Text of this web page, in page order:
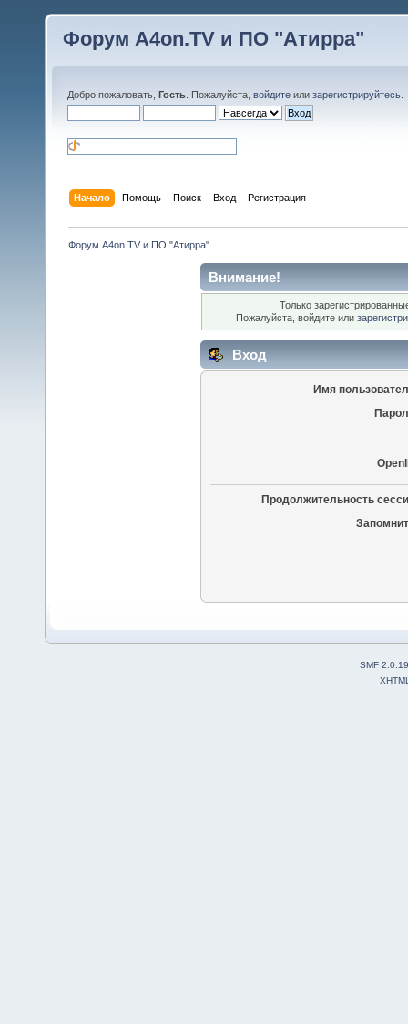
Форум A4on.TV и ПО "Атирра"
Добро пожаловать, Гость . Пожалуйста, войдите или зарегистрируйтесь
Начало Помощь Поиск Вход Регистрация
Форум A4on.TV и ПО "Атирра"
Внимание!
Только
Пожалуйста, войдите или
Вход
Имя
Продолжительность
SMF 2.0.19